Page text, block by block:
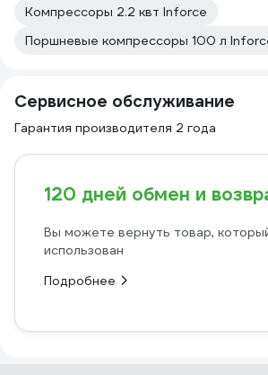
Компрессоры 2.2 квт Inforce
Поршневые компрессоры 100 л
Сервисное обслуживание
Гарантия производителя 2 года
120 дней обмен и
Вы можете вернуть товар,
использован
Подробнее